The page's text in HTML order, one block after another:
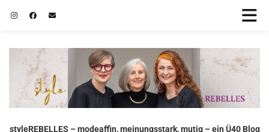
styleREBELLES – modeaffin, meinungsstark, mutig – ein Ü40 Blog